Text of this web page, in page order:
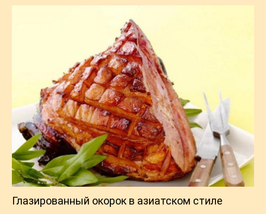
Глазированный окорок в азиатском стиле